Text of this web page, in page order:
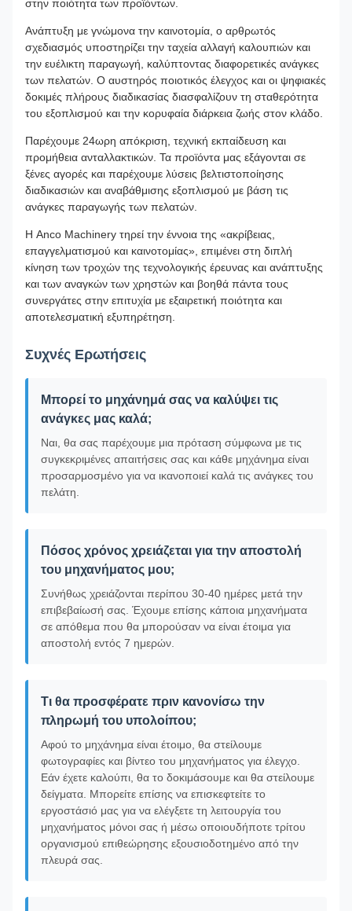
στην ποιότητα των προϊόντων.
Ανάπτυξη με γνώμονα την καινοτομία, ο αρθρωτός
σχεδιασμός υποστηρίζει την ταχεία αλλαγή καλουπιών και
την ευέλικτη παραγωγή, καλύπτοντας διαφορετικές ανάγκες
των πελατών. Ο αυστηρός ποιοτικός έλεγχος και οι ψηφιακές
δοκιμές πλήρους διαδικασίας διασφαλίζουν τη σταθερότητα
του εξοπλισμού και την κορυφαία διάρκεια ζωής στον κλάδο.
Παρέχουμε 24ωρη απόκριση, τεχνική εκπαίδευση και
προμήθεια ανταλλακτικών. Τα προϊόντα μας εξάγονται σε
ξένες αγορές και παρέχουμε λύσεις βελτιστοποίησης
διαδικασιών και αναβάθμισης εξοπλισμού με βάση τις
ανάγκες παραγωγής των πελατών.
Η Anco Machinery τηρεί την έννοια της «ακρίβειας,
επαγγελματισμού και καινοτομίας», επιμένει στη διπλή
κίνηση των τροχών της τεχνολογικής έρευνας και ανάπτυξης
και των αναγκών των χρηστών και βοηθά πάντα τους
συνεργάτες στην επιτυχία με εξαιρετική ποιότητα και
αποτελεσματική εξυπηρέτηση.
Συχνές Ερωτήσεις
Μπορεί το μηχάνημά σας να καλύψει τις
ανάγκες μας καλά;
Ναι, θα σας παρέχουμε μια πρόταση σύμφωνα με τις
συγκεκριμένες απαιτήσεις σας και κάθε μηχάνημα είναι
προσαρμοσμένο για να ικανοποιεί καλά τις ανάγκες του
πελάτη.
Πόσος χρόνος χρειάζεται για την αποστολή
του μηχανήματος μου;
Συνήθως χρειάζονται περίπου 30-40 ημέρες μετά την
επιβεβαίωσή σας. Έχουμε επίσης κάποια μηχανήματα
σε απόθεμα που θα μπορούσαν να είναι έτοιμα για
αποστολή εντός 7 ημερών.
Τι θα προσφέρατε πριν κανονίσω την
πληρωμή του υπολοίπου;
Αφού το μηχάνημα είναι έτοιμο, θα στείλουμε
φωτογραφίες και βίντεο του μηχανήματος για έλεγχο.
Εάν έχετε καλούπι, θα το δοκιμάσουμε και θα στείλουμε
δείγματα. Μπορείτε επίσης να επισκεφτείτε το
εργοστάσιό μας για να ελέγξετε τη λειτουργία του
μηχανήματος μόνοι σας ή μέσω οποιουδήποτε τρίτου
οργανισμού επιθεώρησης εξουσιοδοτημένο από την
πλευρά σας.